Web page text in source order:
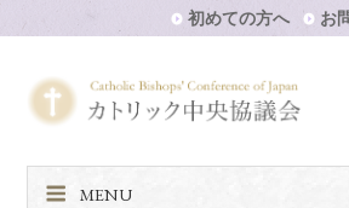
初めての方へ お
MENU